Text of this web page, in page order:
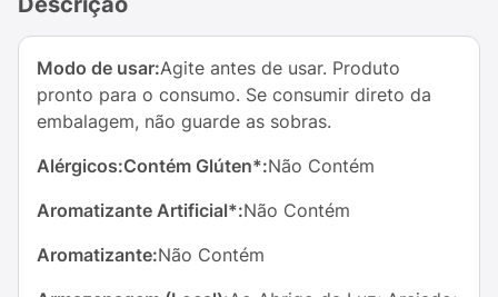
Modo de usar:Agite antes de usar. Produto
pronto para o consumo. Se consumir direto da
embalagem, não guarde as sobras.
Alérgicos:Contém Glúten*:Não Contém
Aromatizante Artificial*:Não Contém
Aromatizante:Não Contém